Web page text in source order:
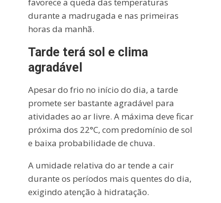
durante a madrugada e nas primeiras
horas da manhã.
Tarde terá sol e clima
agradável
Apesar do frio no início do dia, a tarde
promete ser bastante agradável para
atividades ao ar livre. A máxima deve ficar
próxima dos 22°C, com predomínio de sol
e baixa probabilidade de chuva.
A umidade relativa do ar tende a cair
durante os períodos mais quentes do dia,
exigindo atenção à hidratação.